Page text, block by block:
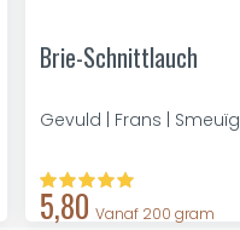
Brie-Schnittlauch
Gevuld | Frans | Smeuïg
5,80 Vanaf 200 gram